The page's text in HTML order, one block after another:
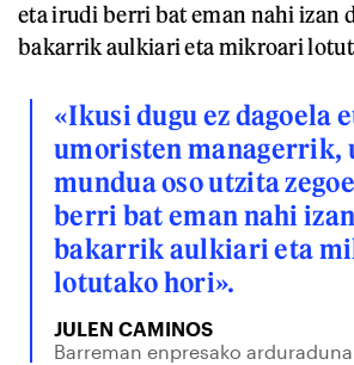
eta irudi berri bat eman nahi izan
bakarrik aulkiari eta mikroari
«Ikusi dugu ez dagoela
umoristen managerrik,
mundua oso utzita
berri bat eman nahi
bakarrik aulkiari eta
lotutako hori».
JULEN CAMINOS
Barreman enpresako arduraduna